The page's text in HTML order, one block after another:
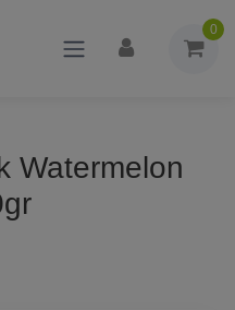
0
Watermelon